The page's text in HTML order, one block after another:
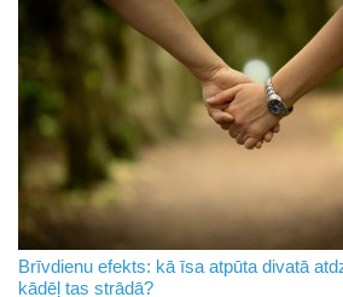
Brīvdienu efekts: kā īsa atpūta divatā
kādēļ tas strādā?